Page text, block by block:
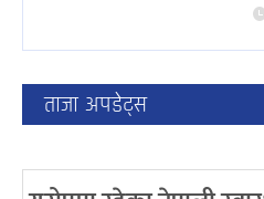
ताजा अपडेट्स